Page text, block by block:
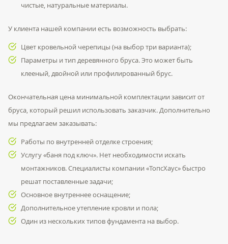
чистые, натуральные материалы.
У клиента нашей компании есть возможность выбрать:
Цвет кровельной черепицы (на выбор три варианта);
Параметры и тип деревянного бруса. Это может быть
клееный, двойной или профилированный брус.
Окончательная цена минимальной комплектации зависит от
бруса, который решил использовать заказчик. Дополнительно
мы предлагаем заказывать:
Работы по внутренней отделке строения;
Услугу «баня под ключ». Нет необходимости искать
монтажников. Специалисты компании «ТопсХаус» быстро
решат поставленные задачи;
Основное внутреннее оснащение;
Дополнительное утепление кровли и пола;
Один из нескольких типов фундамента на выбор.